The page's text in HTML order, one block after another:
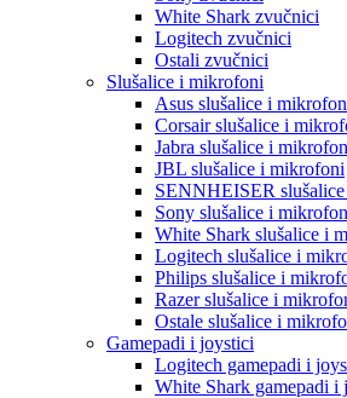
White Shark zvučnici
Logitech zvučnici
Ostali zvučnici
Slušalice i mikrofoni
Asus slušalice i
Corsair slušalice i
Jabra slušalice i
JBL slušalice i mikrofoni
SENNHEISER
Sony slušalice i
White Shark slušalice i
Logitech slušalice i
Philips slušalice i
Razer slušalice i
Ostale slušalice i
Gamepadi i joystici
Logitech gamepadi i
White Shark gamepadi i